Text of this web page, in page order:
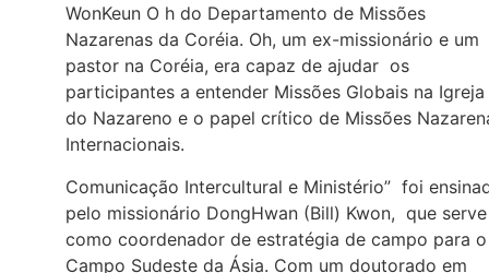
WonKeun O h do Departamento de Missões
Nazarenas da Coréia. Oh, um ex-missionário e um
pastor na Coréia, era capaz de ajudar os
participantes a entender Missões Globais na Igreja
do Nazareno e o papel crítico de Missões
Internacionais.
Comunicação Intercultural e Ministério” foi
pelo missionário DongHwan (Bill) Kwon, que serve
como coordenador de estratégia de campo para o
Campo Sudeste da Ásia. Com um doutorado em